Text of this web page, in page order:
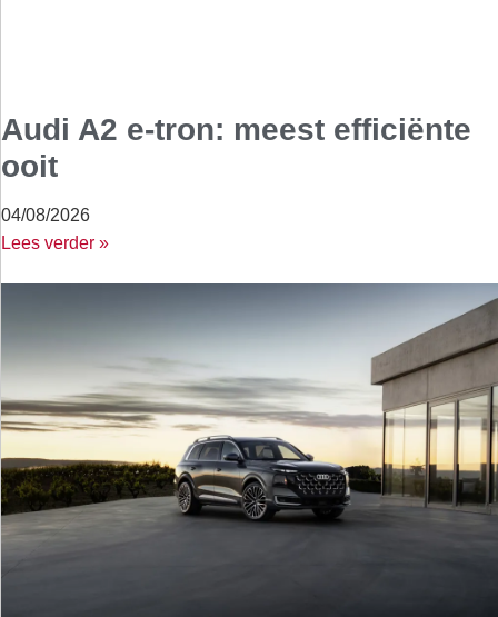
Audi A2 e-tron: meest efficiënte
ooit
04/08/2026
Lees verder »